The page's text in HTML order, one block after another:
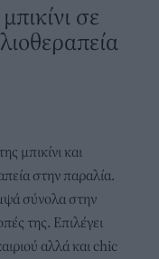
σε
μπικίνι και
στην παραλία.
σύνολα στην
της. Επιλέγει
αλλά και chic